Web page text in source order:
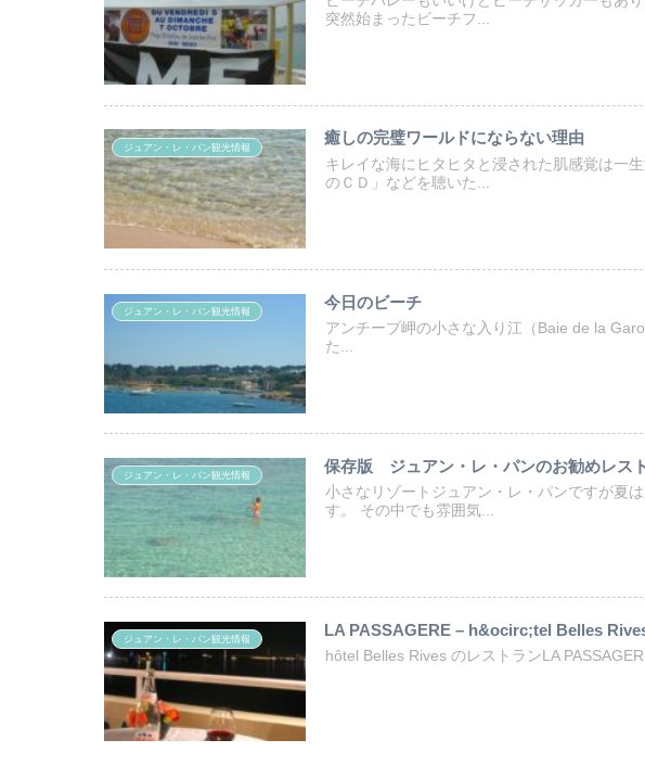
突然始まったビーチフ...
ジュアン・レ・パン観光情報
癒しの完璧ワールドにならない理由
キレイな海にヒタヒタと浸された肌感覚は一
のＣＤ」などを聴いた...
ジュアン・レ・パン観光情報
今日のビーチ
アンチーブ岬の小さな入り江（Baie de la
た...
ジュアン・レ・パン観光情報
保存版 ジュアン・レ・パンのお勧めレス
小さなリゾートジュアン・レ・パンですが夏
す。 その中でも雰囲気...
ジュアン・レ・パン観光情報
LA PASSAGERE – h&ocirc;tel Belles
hôtel Belles Rives のレストランLA